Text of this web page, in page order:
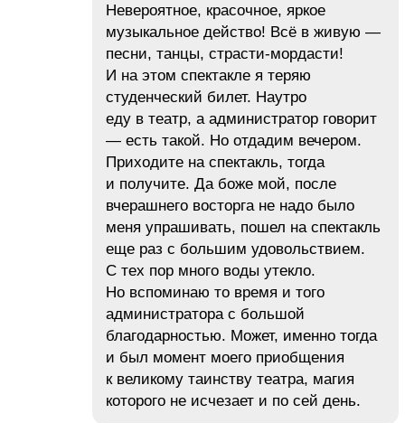
Невероятное, красочное, яркое
музыкальное действо! Всё в живую —
песни, танцы, страсти-мордасти!
И на этом спектакле я теряю
студенческий билет. Наутро
еду в театр, а администратор говорит
— есть такой. Но отдадим вечером.
Приходите на спектакль, тогда
и получите. Да боже мой, после
вчерашнего восторга не надо было
меня упрашивать, пошел на спектакль
еще раз с большим удовольствием.
С тех пор много воды утекло.
Но вспоминаю то время и того
администратора с большой
благодарностью. Может, именно тогда
и был момент моего приобщения
к великому таинству театра, магия
которого не исчезает и по сей день.